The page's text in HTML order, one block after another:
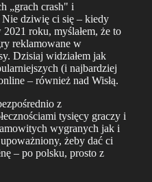
„grach crash" i
Nie dziwię ci się – kiedy
roku, myślałem, że to
reklamowane w
Dzisiaj widziałem jak
(i najbardziej
– również nad Wisłą.
z
tysięcy graczy i
wygranych jak i
żeby dać ci
– po polsku, prosto z